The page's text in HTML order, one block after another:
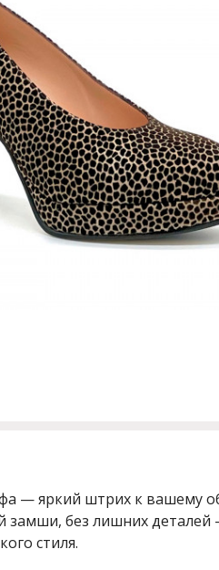
— яркий штрих к вашему
замши, без лишних деталей
стиля.